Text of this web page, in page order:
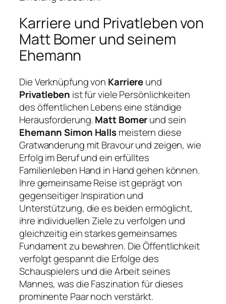
Karriere und Privatleben von
Matt Bomer und seinem
Ehemann
Die Verknüpfung von Karriereund
Privatleben ist für viele Persönlichkeiten
des öffentlichen Lebens eine ständige
Herausforderung.Matt Bomerund sein
Ehemann Simon Hallsmeistern diese
Gratwanderung mit Bravour und zeigen, wie
Erfolg im Beruf und ein erfülltes
Familienleben Hand in Hand gehen können.
Ihre gemeinsame Reise ist geprägt von
gegenseitiger Inspiration und
Unterstützung, die es beiden ermöglicht,
ihre individuellen Ziele zu verfolgen und
gleichzeitig ein starkes gemeinsames
Fundament zu bewahren. Die Öffentlichkeit
verfolgt gespannt die Erfolge des
Schauspielers und die Arbeit seines
Mannes, was die Faszination für dieses
prominente Paar noch verstärkt.